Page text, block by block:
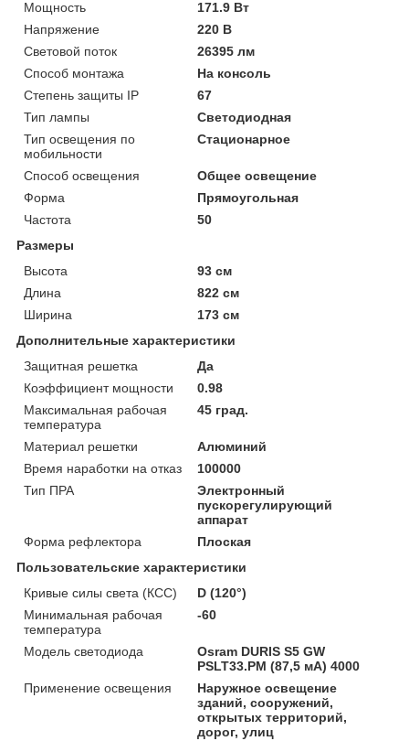
Мощность
171.9 Вт
Напряжение
220 В
Световой поток
26395 лм
Способ монтажа
На консоль
Степень защиты IP
67
Тип лампы
Светодиодная
Тип освещения по
мобильности
Стационарное
Способ освещения
Общее освещение
Форма
Прямоугольная
Частота
50
Размеры
Высота
93 см
Длина
822 см
Ширина
173 см
Дополнительные характеристики
Защитная решетка
Да
Коэффициент мощности
0.98
Максимальная рабочая
температура
45 град.
Материал решетки
Алюминий
Время наработки на отказ
100000
Тип ПРА
Электронный
пускорегулирующий
аппарат
Форма рефлектора
Плоская
Пользовательские характеристики
Кривые силы света (КСС)
D (120°)
Минимальная рабочая
температура
-60
Модель светодиода
Osram DURIS S5 GW
PSLT33.PM (87,5 мА) 4000
Применение освещения
Наружное освещение
зданий, сооружений,
открытых территорий,
дорог, улиц